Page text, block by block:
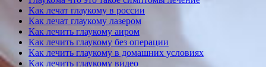
Как лечат глаукому в россии
Как лечат глаукому лазером
Как лечить глаукому аиром
Как лечить глаукому без операции
Как лечить глаукому в домашних условиях
Как лечить глаукому видео